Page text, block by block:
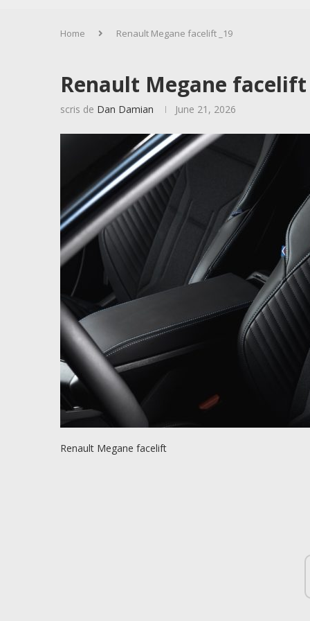
Home Renault Megane facelift _19
Renault Megane facelift
scris de Dan Damian June 21, 2026
Renault Megane facelift